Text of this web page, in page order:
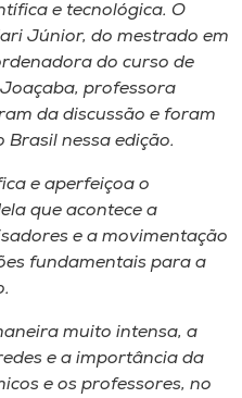
e tecnológica. O
Júnior, do mestrado em
do curso de
professora
da discussão e foram
Brasil nessa edição.
e aperfeiçoa o
que acontece a
e a movimentação
fundamentais para a
muito intensa, a
e a importância da
e os professores, no